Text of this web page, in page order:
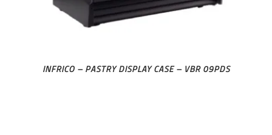
INFRICO – PASTRY DISPLAY CASE – VBR 09PDS